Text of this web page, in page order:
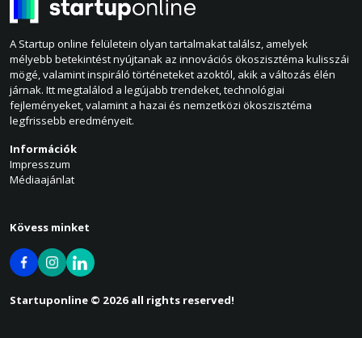
A Startup online felületein olyan tartalmakat találsz, amelyek
mélyebb betekintést nyújtanak az innovációs ökoszisztéma kulisszái
mögé, valamint inspiráló történeteket azoktól, akik a változás élén
járnak. Itt megtalálod a legújabb trendeket, technológiai
fejleményeket, valamint a hazai és nemzetközi ökoszisztéma
legfrissebb eredményeit.
Információk
Impresszum
Médiaajánlat
Kövess minket
Startuponline © 2026 all rights reserved!